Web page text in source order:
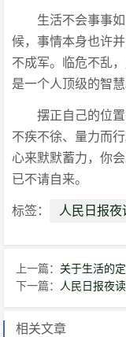
生活不会事事
候，事情本身也许
不成军。临危不乱
是一个人顶级的智慧
摆正自己的位
不疾不徐、量力而
心来默默蓄力，你
已不请自来。
标签： 人民日报夜
上一篇： 关于生活的
下一篇： 人民日报夜
相关文章